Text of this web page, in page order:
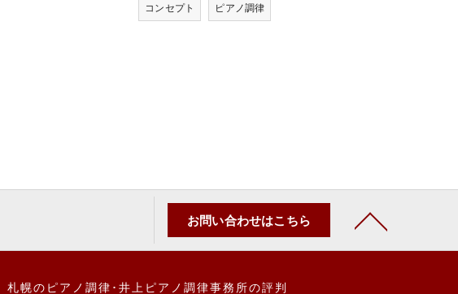
コンセプト ピアノ調律
お問い合わせはこちら
札幌のピアノ調律･井上ピアノ調律事務所の評判